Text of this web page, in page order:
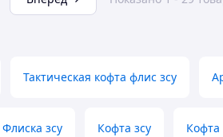
Тактическая кофта флис зсу
Флиска зсу Кофта зсу Кофта